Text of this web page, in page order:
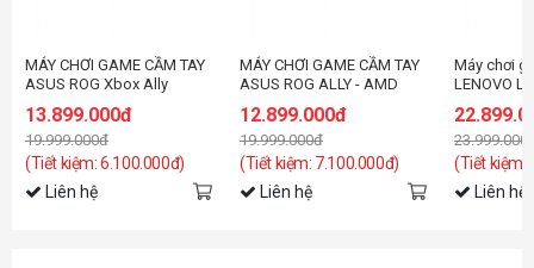
MÁY CHƠI GAME CẦM TAY
ASUS ROG Xbox Ally
(90NV00G1-M002N0)(AMD
Ryzen Z2 A | 16GB | 512GB |
AMD Radeon Graphics | 7
inch FHD | Windows 11
Home | Trắng)
13.899.000đ
19.999.000đ
(Tiết kiệm: 6.100.000đ)
Liên hệ
MÁY CHƠI GAME CẦM TAY
ASUS ROG ALLY - AMD
12.899.000đ
19.999.000đ
(Tiết kiệm: 7.100.000đ)
Liên hệ
Máy chơi
LENOVO
(AMD
Extreme/
SSD/AMD
BT5.2/
(Tiết kiệm:
Liên hệ